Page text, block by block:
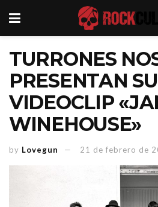
TURRONES
PRESENTAN
VIDEOCLIP
WINEHOUSE»
by Lovegun 21 de febrero de